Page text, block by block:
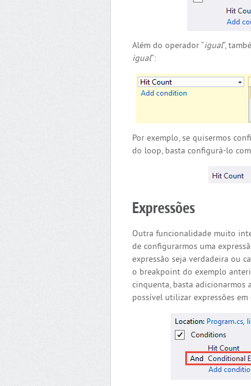
Além do operador “igual“,
igual“:
Por exemplo, se quisermos
do loop, basta configurá-lo
Expressões
Outra funcionalidade muito
de configurarmos uma
expressão seja verdadeira ou
o breakpoint do exemplo
cinquenta, basta adicionarmos
possível utilizar expressões em